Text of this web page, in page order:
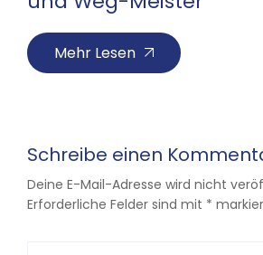
Mehr Lesen
Schreibe einen
Deine E-Mail-Adresse wird nicht
Erforderliche Felder sind mit *